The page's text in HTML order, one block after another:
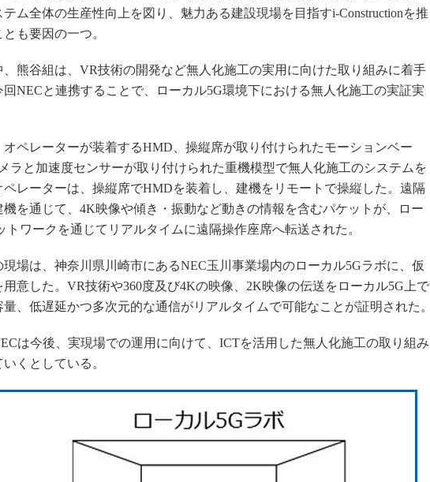
ム全体の生産性向上を図り、魅力ある建設現場を目指すi-Constructionを推
も要因の一つ。
熊谷組は、VR技術の開発など無人化施工の実用に向けた取り組みに着手
回NECと連携することで、ローカル5G環境下における無人化施工の実証実
ペレーターが装着するHMD、操縦席が取り付けられたモーションベー
ラと加速度センサーが取り付けられた重機模型で無人化施工のシステムを
ペレーターは、操縦席でHMDを装着し、建機をリモートで操縦した。遠隔
機を通じて、4K映像や傾き・振動など動きの情報を含むパケットが、ロー
トワークを通じてリアルタイムに遠隔操作座席へ転送された。
場は、神奈川県川崎市にあるNEC玉川事業場内のローカル5Gラボに、仮
意した。VR技術や360度及び4Kの映像、2K映像の伝送をローカル5G上で
、低遅延かつ多次元的な通信がリアルタイムで可能なことが証明された。
は今後、実現場での運用に向けて、ICTを活用した無人化施工の取り組み
くとしている。